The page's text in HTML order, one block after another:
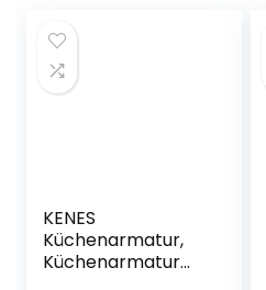
KENES
Küchenarmatur,
Küchenarmatur